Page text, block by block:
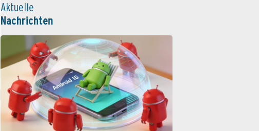
Aktuelle
Nachrichten